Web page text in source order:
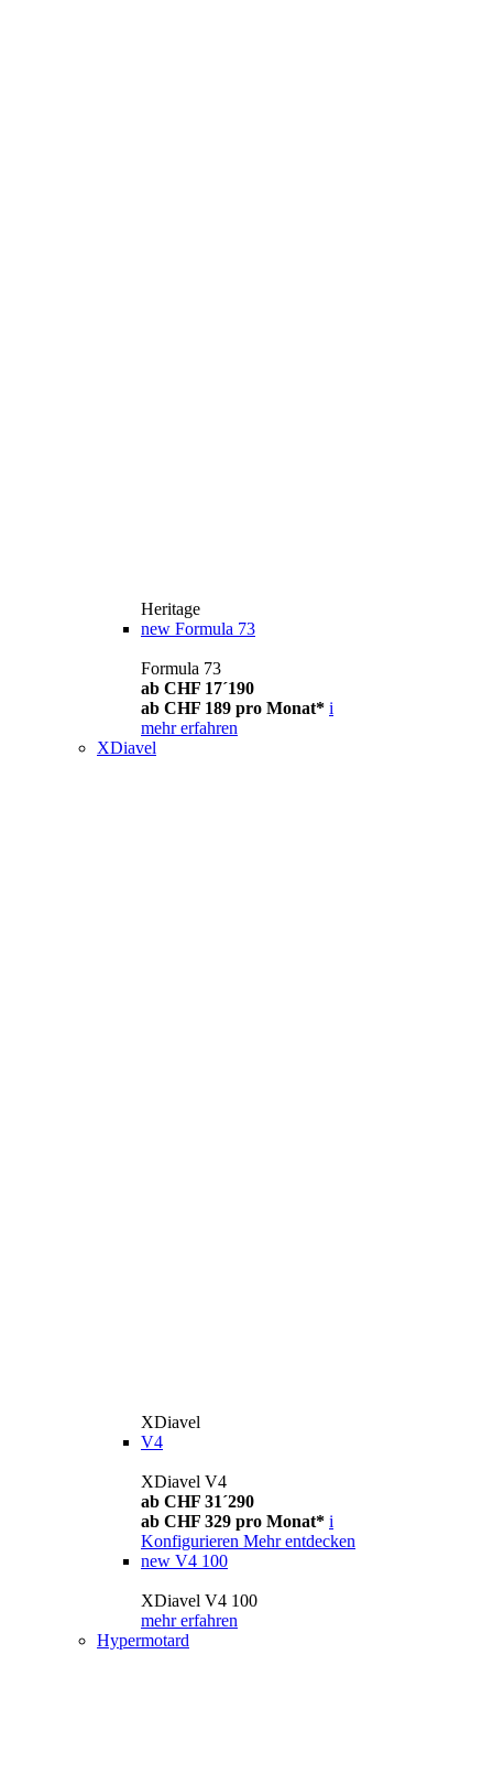
Heritage
new Formula 73
Formula 73
ab CHF 17´190
ab CHF 189 pro Monat* i
mehr erfahren
XDiavel
XDiavel
V4
XDiavel V4
ab CHF 31´290
ab CHF 329 pro Monat* i
Konfigurieren Mehr entdecken
new V4 100
XDiavel V4 100
mehr erfahren
Hypermotard